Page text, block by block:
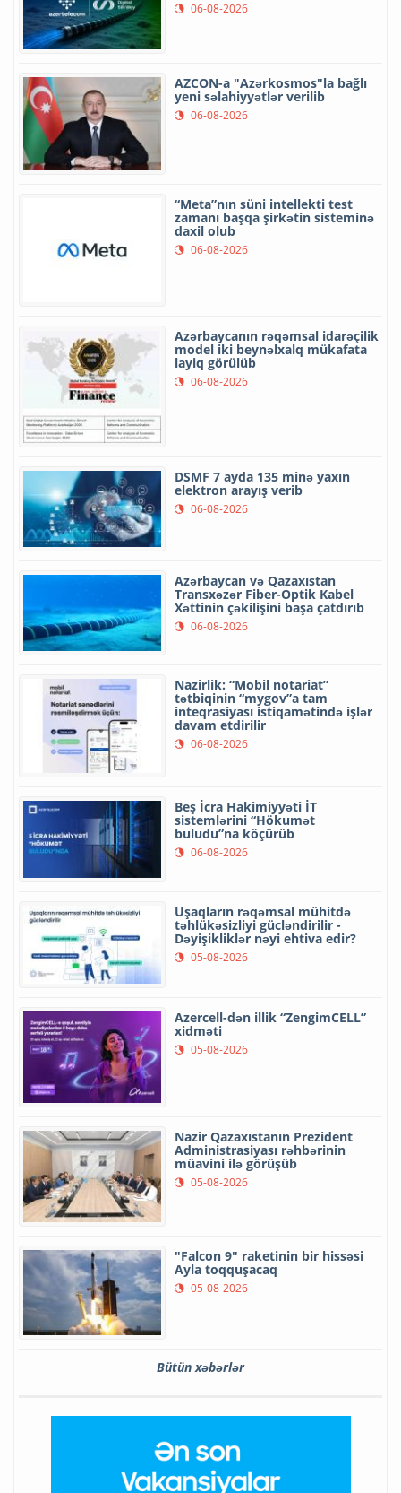
06-08-2026
AZCON-a "Azərkosmos"la bağlı
yeni səlahiyyətlər verilib
06-08-2026
“Meta”nın süni intellekti test
zamanı başqa şirkətin sisteminə
daxil olub
06-08-2026
Azərbaycanın rəqəmsal idarəçilik
model iki beynəlxalq mükafata
layiq görülüb
06-08-2026
DSMF 7 ayda 135 minə yaxın
elektron arayış verib
06-08-2026
Azərbaycan və Qazaxıstan
Transxəzər Fiber-Optik Kabel
Xəttinin çəkilişini başa çatdırıb
06-08-2026
Nazirlik: “Mobil notariat”
tətbiqinin “mygov”a tam
inteqrasiyası istiqamətində işlər
davam etdirilir
06-08-2026
Beş İcra Hakimiyyəti İT
sistemlərini “Hökumət
buludu”na köçürüb
06-08-2026
Uşaqların rəqəmsal mühitdə
təhlükəsizliyi gücləndirilir -
Dəyişikliklər nəyi ehtiva edir?
05-08-2026
Azercell-dən illik “ZengimCELL”
xidməti
05-08-2026
Nazir Qazaxıstanın Prezident
Administrasiyası rəhbərinin
müavini ilə görüşüb
05-08-2026
"Falcon 9" raketinin bir hissəsi
Ayla toqquşacaq
05-08-2026
Bütün xəbərlər